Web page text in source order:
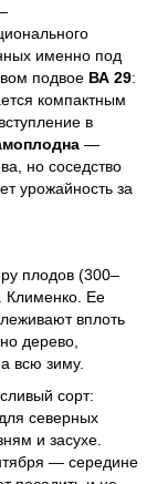
именно под
подвое ВА 29:
компактным
в
—
но соседство
урожайность за
плодов (300–
Клименко. Ее
вплоть
дерево,
всю зиму.
сорт:
северных
и засухе.
— середине